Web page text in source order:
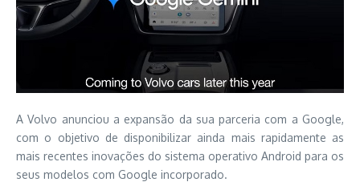
A Volvo anunciou a expansão da sua parceria com a Google,
com o objetivo de disponibilizar ainda mais rapidamente as
mais recentes inovações do sistema operativo Android para os
seus modelos com Google incorporado.